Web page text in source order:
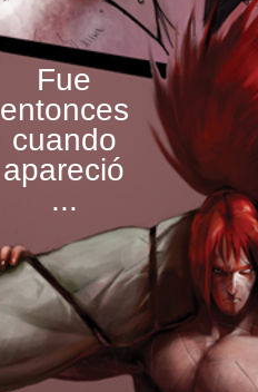
Fue
entonces
cuando
apareció
...